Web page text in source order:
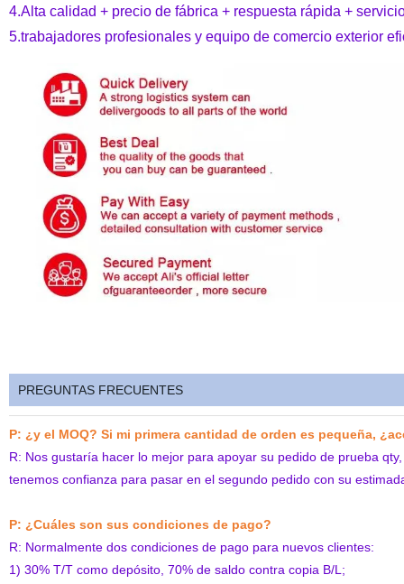
4.Alta calidad + precio de fábrica + respuesta rápida +
5.trabajadores profesionales y equipo de comercio exterior
PREGUNTAS FRECUENTES
P: ¿y el MOQ? Si mi primera cantidad de orden es pequeña,
R: Nos gustaría hacer lo mejor para apoyar su pedido de prueba
tenemos confianza para pasar en el segundo pedido con su
P: ¿Cuáles son sus condiciones de pago?
R: Normalmente dos condiciones de pago para nuevos clientes:
1) 30% T/T como depósito, 70% de saldo contra copia B/L;